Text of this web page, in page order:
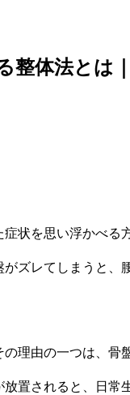
体法とは
状を思い浮かべ
ズレてしまうと
理由の一つは、
置されると、日